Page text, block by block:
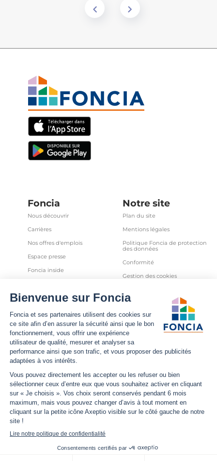
Foncia
Nous découvrir
Carrières
Nos offres d'emplois
Espace presse
Foncia inside
Partenaires
Notre site
Plan du site
Mentions légales
Politique Foncia de protection
des données
Conformité
Gestion des cookies
et autres traceurs
Sécurité informatique
Déclaration d'accessibilité
Infos utiles
Nous contacter
Estimation bien immobilier
Estimation loyer
Actualités
Nous suivre
Facebook
LinkedIn
YouTube
Instagram